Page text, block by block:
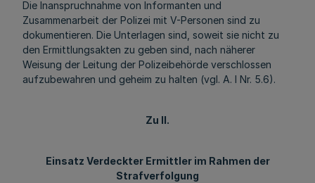
Die Inanspruchnahme von Informanten und
Zusammenarbeit der Polizei mit V-Personen sind zu
dokumentieren. Die Unterlagen sind, soweit sie nicht zu
den Ermittlungsakten zu geben sind, nach näherer
Weisung der Leitung der Polizeibehörde verschlossen
aufzubewahren und geheim zu halten (vgl. A. I Nr. 5.6).
Zu II.
Einsatz Verdeckter Ermittler im Rahmen der
Strafverfolgung